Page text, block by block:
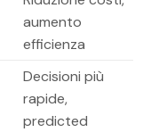
aumento
efficienza
Decisioni più
rapide,
predicted